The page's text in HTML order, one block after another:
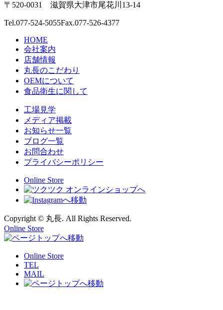
〒520-0031 滋賀県大津市尾花川13-14
Tel.077-524-5055Fax.077-526-4377
HOME
会社案内
店舗情報
丸長のこだわり
OEMについて
食品衛生に関して
工場見学
メディア掲載
お知らせ一覧
ブログ一覧
お問合わせ
プライバシーポリシー
Online Store
Copyright © 丸長. All Rights Reserved.
Online Store
Online Store
TEL
MAIL